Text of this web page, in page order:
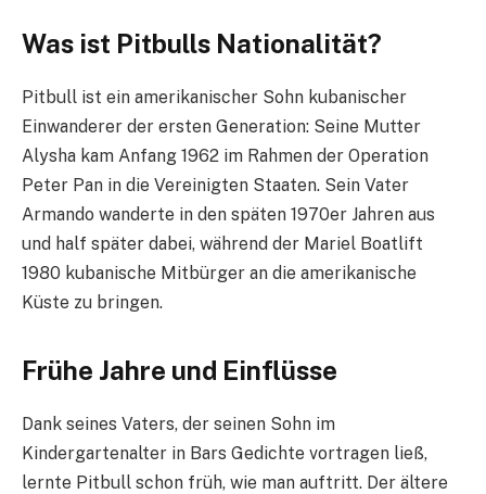
Was ist Pitbulls Nationalität?
Pitbull ist ein amerikanischer Sohn kubanischer
Einwanderer der ersten Generation: Seine Mutter
Alysha kam Anfang 1962 im Rahmen der Operation
Peter Pan in die Vereinigten Staaten. Sein Vater
Armando wanderte in den späten 1970er Jahren aus
und half später dabei, während der Mariel Boatlift
1980 kubanische Mitbürger an die amerikanische
Küste zu bringen.
Frühe Jahre und Einflüsse
Dank seines Vaters, der seinen Sohn im
Kindergartenalter in Bars Gedichte vortragen ließ,
lernte Pitbull schon früh, wie man auftritt. Der ältere